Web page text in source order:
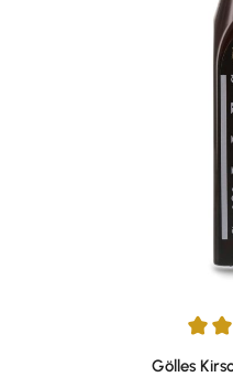
Durchschnittliche
Gölles